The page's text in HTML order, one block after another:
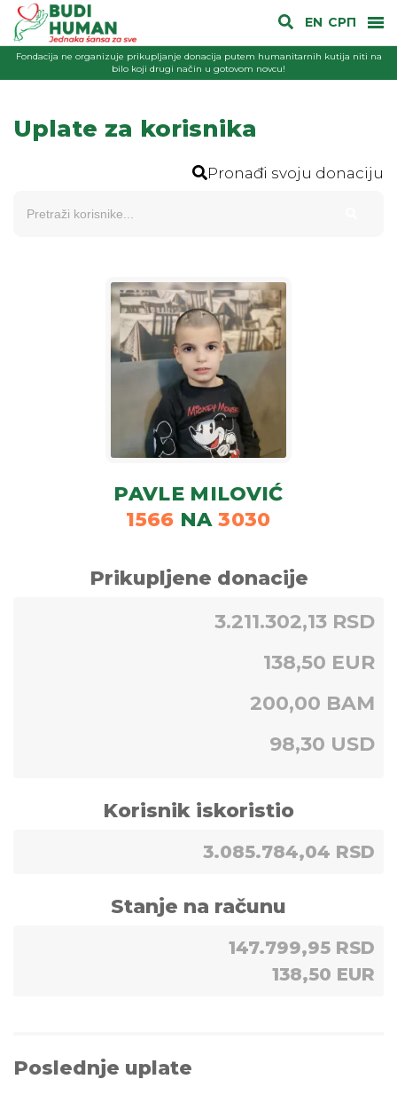
EN СРП
Fondacija ne organizuje prikupljanje donacija putem humanitarnih kutija niti na
bilo koji drugi način u gotovom novcu!
Uplate za korisnika
Pronađi svoju donaciju
PAVLE MILOVIĆ
1566 NA 3030
Prikupljene donacije
3.211.302,13 RSD
138,50 EUR
200,00 BAM
98,30 USD
Korisnik iskoristio
3.085.784,04 RSD
Stanje na računu
147.799,95 RSD
138,50 EUR
Poslednje uplate